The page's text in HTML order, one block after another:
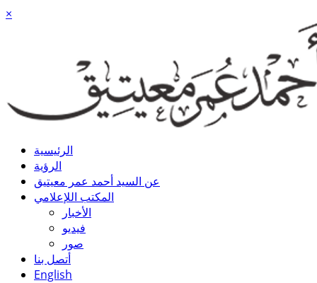
×
الرئيسية
الرؤية
عن السيد أحمد عمر معيتيق
المكتب اللإعلامي
الأخبار
فيديو
صور
أتصل بنا
English